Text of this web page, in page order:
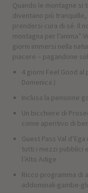
Quando le montagne si
diventano più
prendersi cura di sé. Il
montagna per l’anima”
giorni immersi nella
piacere – pagandone
4 giorni Feel Good
Domenica )
Inclusa la pensione
Un bicchiere di
come aperitivo di
Guest Pass Val
tutti i mezzi pubblici
l’Alto Adige
Ricco programma di
addominali-gambe-